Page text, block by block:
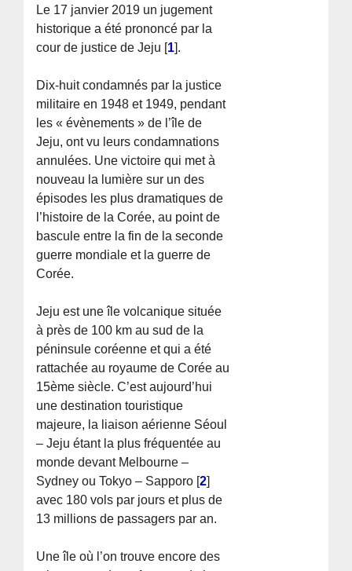
Le 17 janvier 2019 un jugement
historique a été prononcé par la
cour de justice de Jeju [1].
Dix-huit condamnés par la justice
militaire en 1948 et 1949, pendant
les « évènements » de l’île de
Jeju, ont vu leurs condamnations
annulées. Une victoire qui met à
nouveau la lumière sur un des
épisodes les plus dramatiques de
l’histoire de la Corée, au point de
bascule entre la fin de la seconde
guerre mondiale et la guerre de
Corée.
Jeju est une île volcanique située
à près de 100 km au sud de la
péninsule coréenne et qui a été
rattachée au royaume de Corée au
15ème siècle. C’est aujourd’hui
une destination touristique
majeure, la liaison aérienne Séoul
– Jeju étant la plus fréquentée au
monde devant Melbourne –
Sydney ou Tokyo – Sapporo [2]
avec 180 vols par jours et plus de
13 millions de passagers par an.
Une île où l’on trouve encore des